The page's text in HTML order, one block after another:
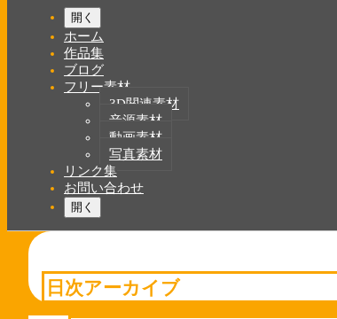
開く
ホーム
作品集
ブログ
フリー素材
3D関連素材
音源素材
動画素材
写真素材
リンク集
お問い合わせ
開く
日次アーカイブ